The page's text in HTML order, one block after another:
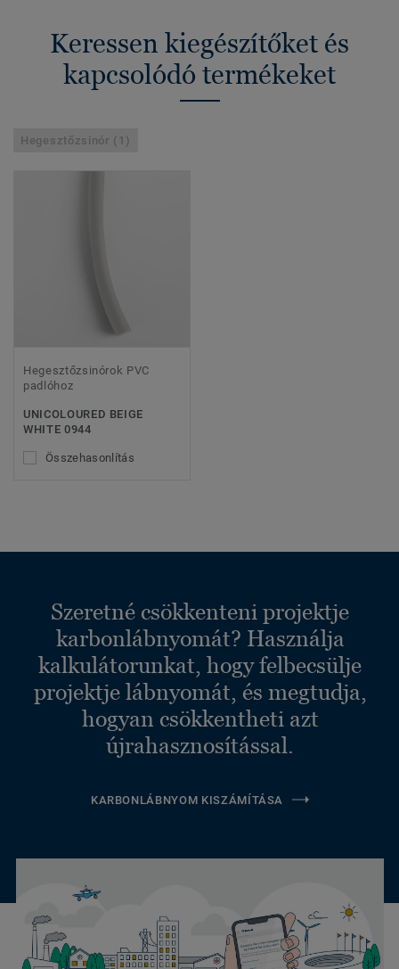
Keressen kiegészítőket és
kapcsolódó termékeket
Hegesztőzsinór (1)
Hegesztőzsinórok PVC
padlóhoz
UNICOLOURED BEIGE
WHITE 0944
Összehasonlítás
Szeretné csökkenteni projektje
karbonlábnyomát? Használja
kalkulátorunkat, hogy felbecsülje
projektje lábnyomát, és megtudja,
hogyan csökkentheti azt
újrahasznosítással.
KARBONLÁBNYOM KISZÁMÍTÁSA